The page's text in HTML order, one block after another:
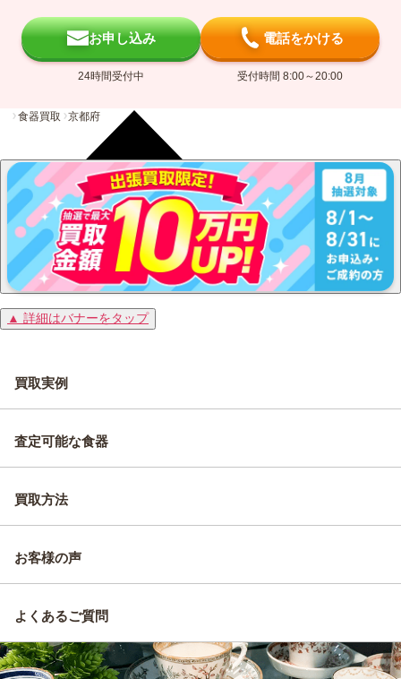
お申し込み
24時間受付中
電話をかける
受付時間 8:00～20:00
食器買取 京都府
▲ 詳細はバナーをタップ
買取実例
査定可能な食器
買取方法
お客様の声
よくあるご質問